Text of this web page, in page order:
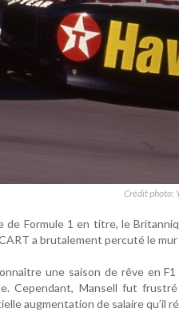
Crédit photo:
de Formule 1 en titre, le
a brutalement percuté le
une saison de rêve en
Cependant, Mansell fut
augmentation de salaire qu’il